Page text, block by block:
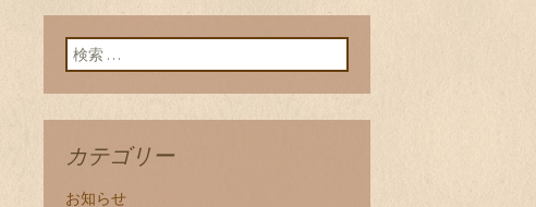
検索:
カテゴリー
お知らせ